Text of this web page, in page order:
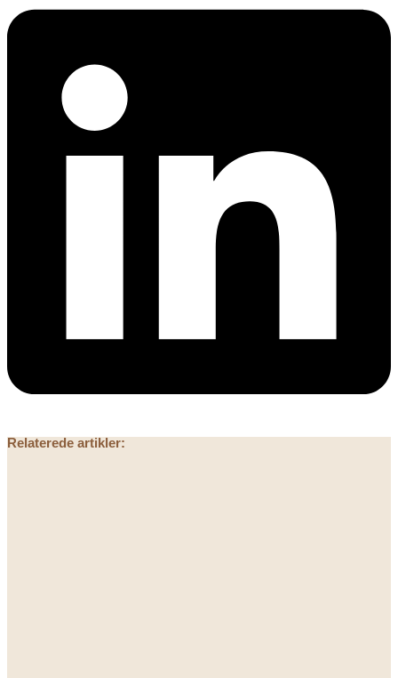
Relaterede artikler: